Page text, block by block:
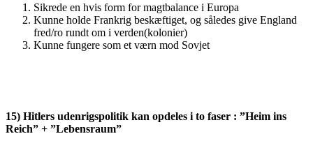
Sikrede en hvis form for magtbalance i Europa
Kunne holde Frankrig beskæftiget, og således give England
fred/ro rundt om i verden(kolonier)
Kunne fungere som et værn mod Sovjet
15) Hitlers udenrigspolitik kan opdeles i to faser : ”Heim ins
Reich” + ”Lebensraum”